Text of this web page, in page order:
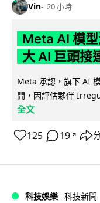
Vin 20 小時
Meta AI 模
大 AI 巨頭接
Meta 承認，旗下 AI
間，因評估夥伴
全文
125 19 ↗
科技娛樂 科技新聞